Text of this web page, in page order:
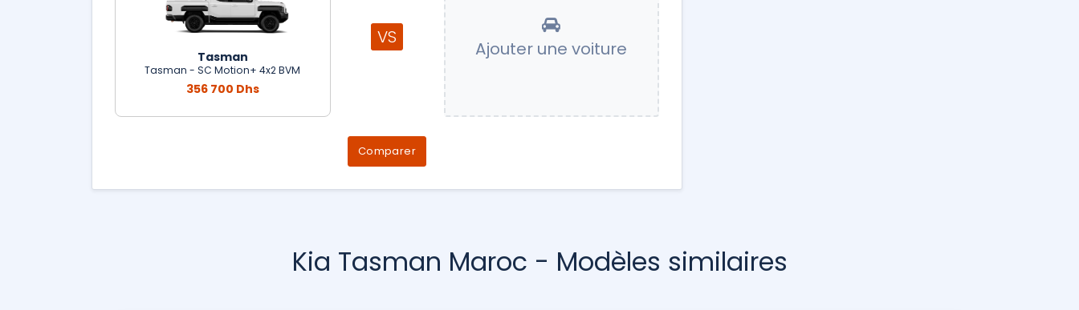
Tasman
Tasman - SC Motion+ 4x2 BVM
356 700 Dhs
VS
Ajouter une voiture
Comparer
Kia Tasman Maroc - Modèles similaires